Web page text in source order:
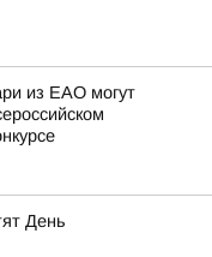
из ЕАО могут
День